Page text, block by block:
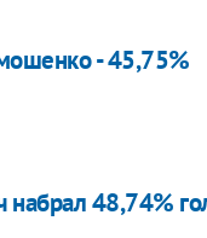
- 45,75%
набрал 48,74%